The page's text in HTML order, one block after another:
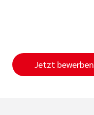
Jetzt bewerben